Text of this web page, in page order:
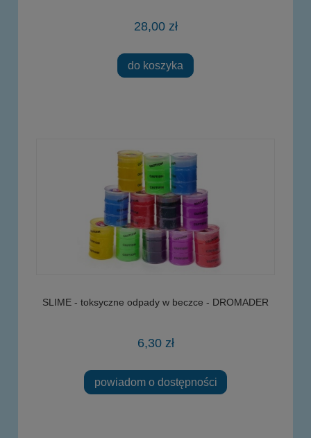
28,00 zł
do koszyka
SLIME - toksyczne odpady w beczce - DROMADER
6,30 zł
powiadom o dostępności